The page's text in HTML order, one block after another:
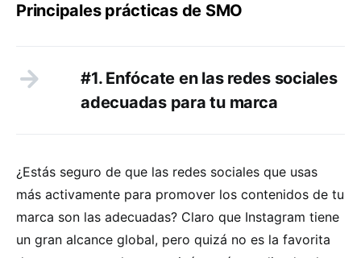
Principales prácticas de SMO
#1. Enfócate en las redes sociales
adecuadas para tu marca
¿Estás seguro de que las redes sociales que usas
más activamente para promover los contenidos de tu
marca son las adecuadas? Claro que Instagram tiene
un gran alcance global, pero quizá no es la favorita